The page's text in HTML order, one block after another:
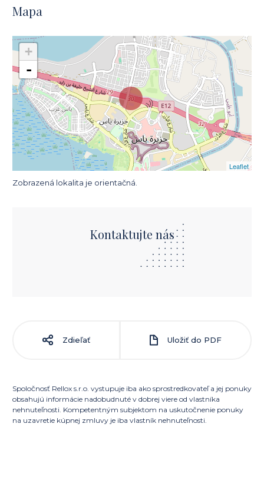
Mapa
+
-
Leaflet
Zobrazená lokalita je orientačná.
Kontaktujte nás
Zdieľať Uložiť do PDF
Spoločnosť Rellox s.r.o. vystupuje iba ako sprostredkovateľ a jej ponuky
obsahujú informácie nadobudnuté v dobrej viere od vlastníka
nehnuteľnosti. Kompetentným subjektom na uskutočnenie ponuky
na uzavretie kúpnej zmluvy je iba vlastník nehnuteľnosti.